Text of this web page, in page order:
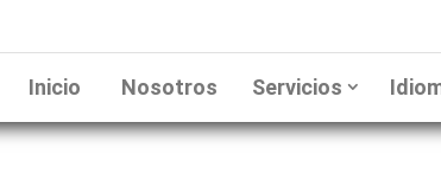
Inicio Nosotros Servicios